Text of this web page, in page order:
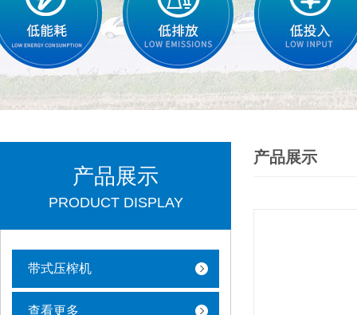
产品展示
PRODUCT DISPLAY
带式压榨机
查看更多
产品展示